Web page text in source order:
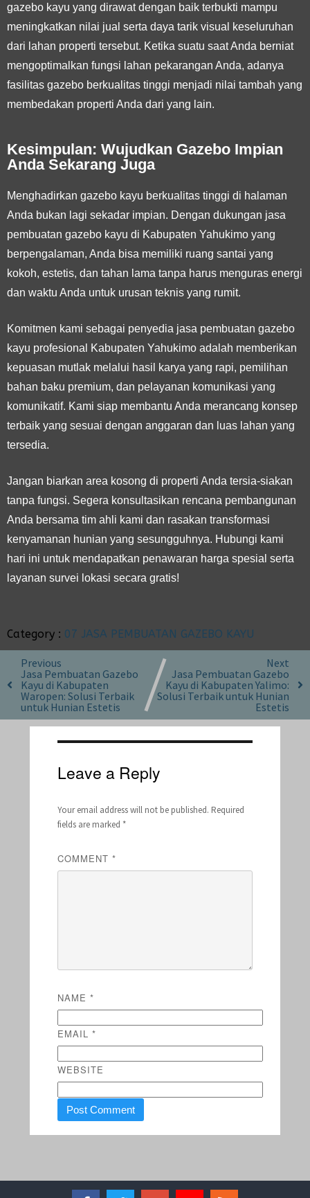
gazebo kayu yang dirawat dengan baik terbukti mampu
meningkatkan nilai jual serta daya tarik visual keseluruhan
dari lahan properti tersebut. Ketika suatu saat Anda berniat
mengoptimalkan fungsi lahan pekarangan Anda, adanya
fasilitas gazebo berkualitas tinggi menjadi nilai tambah yang
membedakan properti Anda dari yang lain.
Kesimpulan: Wujudkan Gazebo Impian
Anda Sekarang Juga
Menghadirkan gazebo kayu berkualitas tinggi di halaman
Anda bukan lagi sekadar impian. Dengan dukungan jasa
pembuatan gazebo kayu di Kabupaten Yahukimo yang
berpengalaman, Anda bisa memiliki ruang santai yang
kokoh, estetis, dan tahan lama tanpa harus menguras energi
dan waktu Anda untuk urusan teknis yang rumit.
Komitmen kami sebagai penyedia jasa pembuatan gazebo
kayu profesional Kabupaten Yahukimo adalah memberikan
kepuasan mutlak melalui hasil karya yang rapi, pemilihan
bahan baku premium, dan pelayanan komunikasi yang
komunikatif. Kami siap membantu Anda merancang konsep
terbaik yang sesuai dengan anggaran dan luas lahan yang
tersedia.
Jangan biarkan area kosong di properti Anda tersia-siakan
tanpa fungsi. Segera konsultasikan rencana pembangunan
Anda bersama tim ahli kami dan rasakan transformasi
kenyamanan hunian yang sesungguhnya. Hubungi kami
hari ini untuk mendapatkan penawaran harga spesial serta
layanan survei lokasi secara gratis!
Category : 07 JASA PEMBUATAN GAZEBO KAYU
Previous
Jasa Pembuatan Gazebo
Kayu di Kabupaten
Waropen: Solusi Terbaik
untuk Hunian Estetis
Next
Jasa Pembuatan Gazebo
Kayu di Kabupaten Yalimo:
Solusi Terbaik untuk Hunian
Estetis
Leave a Reply
Your email address will not be published. Required
fields are marked *
COMMENT *
NAME *
EMAIL *
WEBSITE